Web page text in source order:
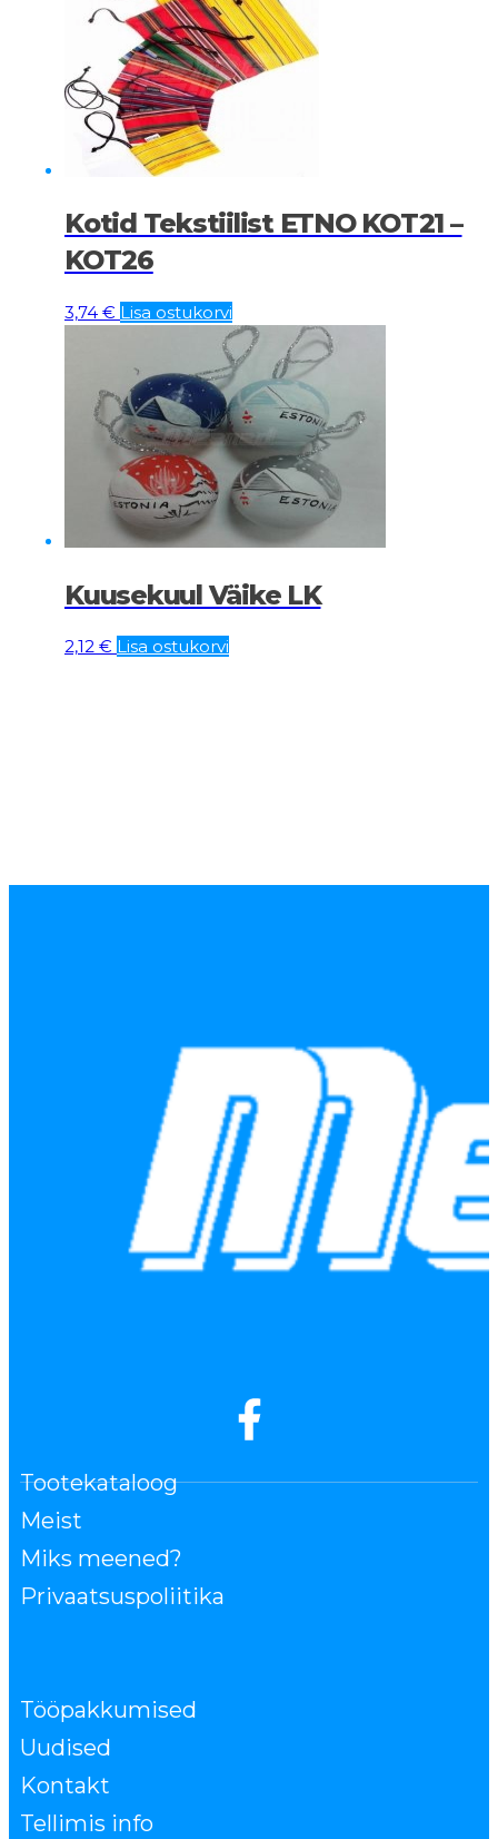
Kotid Tekstiilist ETNO KOT21 –
KOT26
3,74 € Lisa ostukorvi
Kuusekuul Väike LK
2,12 € Lisa ostukorvi
Tootekataloog
Meist
Miks meened?
Privaatsuspoliitika
Tööpakkumised
Uudised
Kontakt
Tellimis info